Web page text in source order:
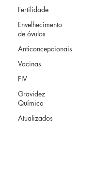
Fertilidade
Envelhecimento
de óvulos
Anticoncepcionais
Vacinas
FIV
Gravidez
Química
Atualizados